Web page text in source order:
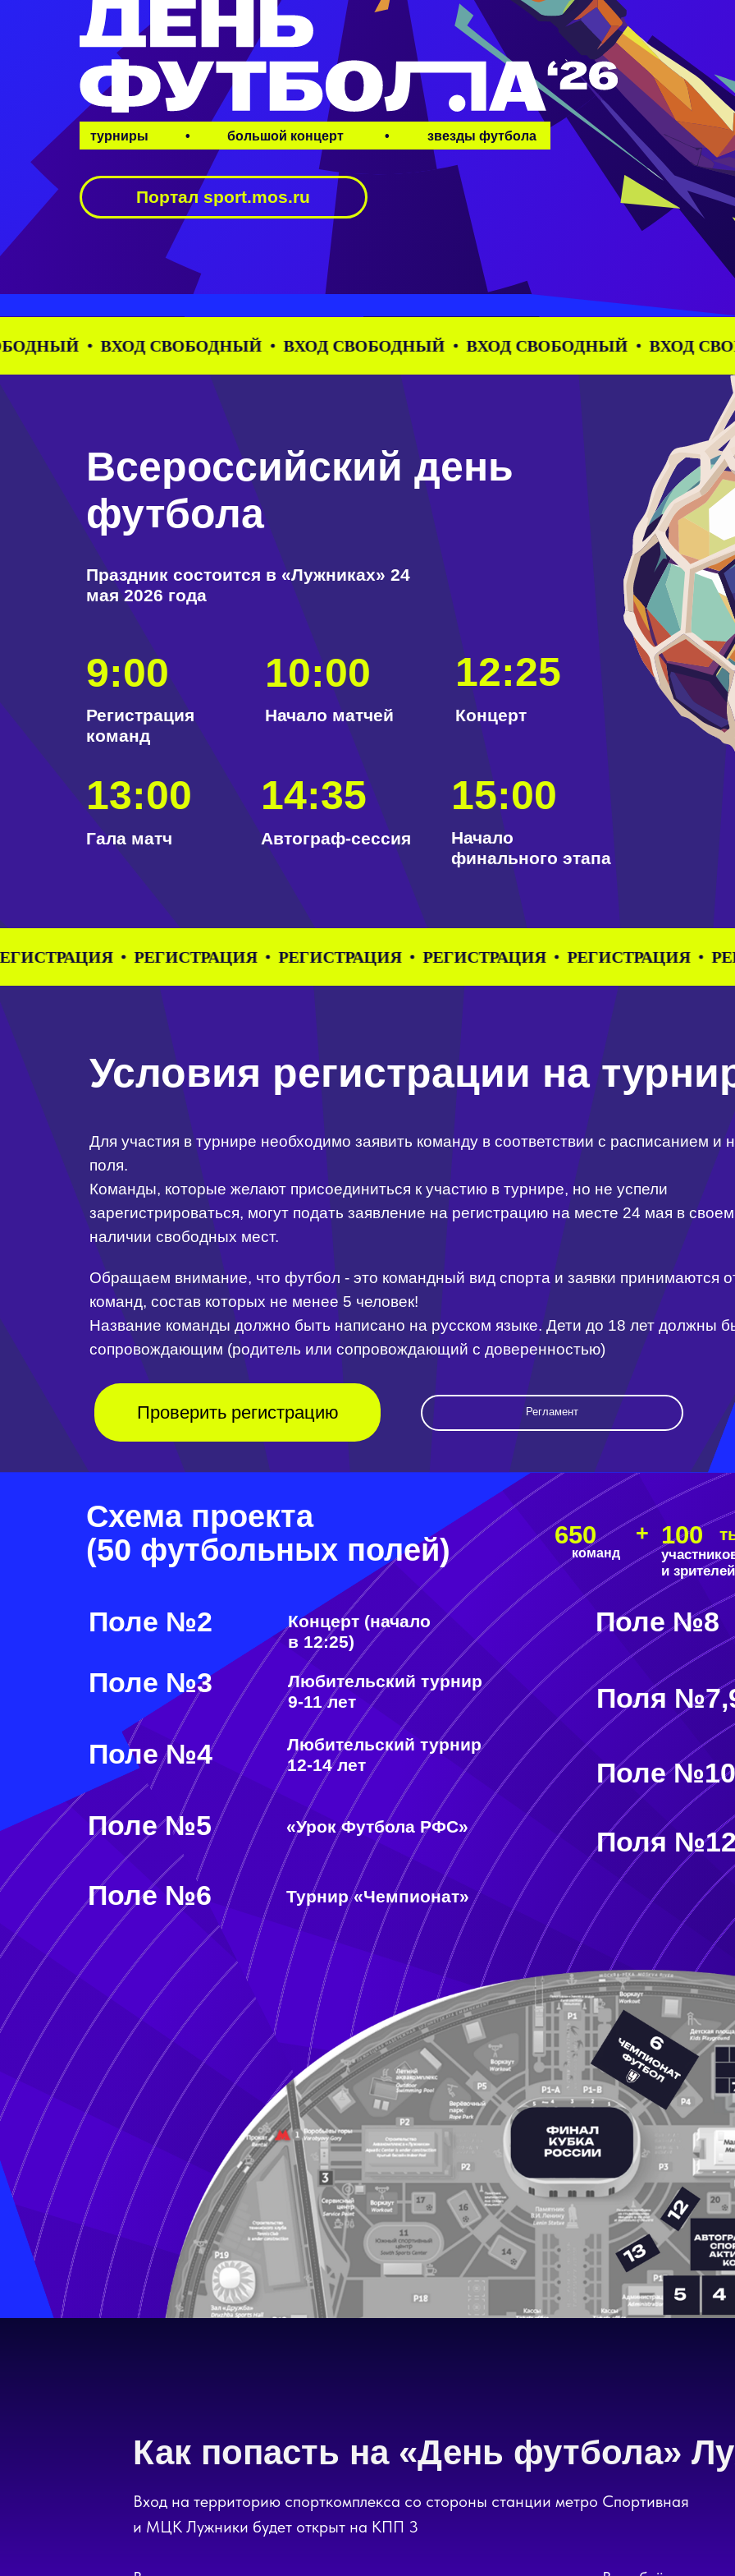
• •
большой концерт
турниры звезды футбола
Портал sport.mos.ru
ВХОД СВОБОДНЫЙ ВХОД СВОБОДНЫЙ ВХОД СВОБОДНЫЙ ВХОД
Праздник состоится в «Лужниках» 24
Автограф-сессия
Регистрация
команд
Начало матчей
Начало
финального этапа
футбола
13:00
Гала матч
Концерт
15:00
РЕГИСТРАЦИЯ РЕГИСТРАЦИЯ РЕГИСТРАЦИЯ РЕГИСТРАЦИЯ
Обращаем внимание, что футбол - это к омандный вид спорта и заявки принимаются от
команд, состав которых не менее 5 человек!
Название команды должно быть написано на русском языке. Дети до 18 лет должны быть с
Для участия в турнире необходимо заявить команду в соответствии с расписанием и
поля.
зарегистрироваться, могут подать заявление на регистрацию на месте 24 мая в своем
наличии свободных мест.
Регламент
Проверить регистрацию
Схема проекта
и зрителей
тыс.
Любительский турнир
9-11 лет
Концерт (начало
в 12:25)
Поле №2
Турнир «Чемпионат»
Поля №7,9
Поле №5
Поле №8
Поле №6
«Урок Футбола РФС»
Поля №12,13
Поле №10
Любительский турнир
12-14 лет
Вход на территорию спорткомплекса со стороны станции метро Спортивная
и МЦК Лужники будет открыт на КПП 3
Как попасть на «День футбола»
Гала-матч и автограф-сессия
со знаменитыми футболистами